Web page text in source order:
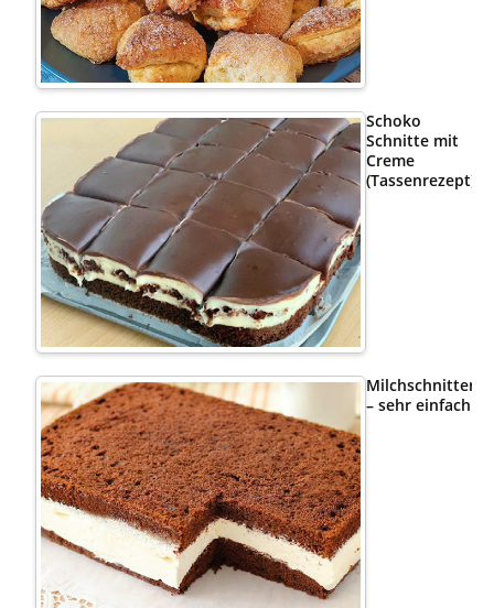
Schoko
Schnitte mit
Creme
(Tassenrezept)
– sehr einfach